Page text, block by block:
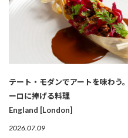
テート・モダンでアートを味わう
ーロに捧げる料理
England [London]
2026.07.09